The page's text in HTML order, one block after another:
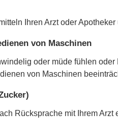
Ihren Arzt oder Apotheker
von Maschinen
oder müde fühlen
von Maschinen
Rücksprache mit Ihrem